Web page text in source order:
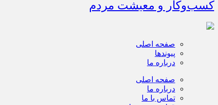
کسب‌وکار و معیشت مردم
صفحه اصلی
پیوندها
درباره ما
صفحه اصلی
درباره ما
تماس با ما